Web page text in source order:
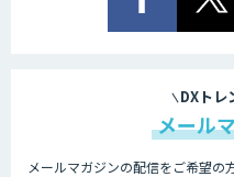
DXトレ
メール
メールマガジンの配信をご希望の